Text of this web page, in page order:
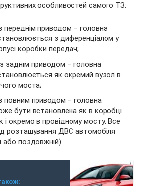
особливостей самого ТЗ:
переднім приводом – головна
з диференціалом у
коробки передач;
заднім приводом – головна
як окремий вузол в
моста;
повним приводом – головна
бути встановлена як в коробці
і окремо в провідному мосту. Все
розташування ДВС автомобіля
або поздовжній).